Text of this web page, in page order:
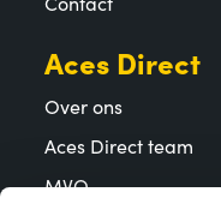
Aces Direct
Over ons
Aces Direct team
MVO